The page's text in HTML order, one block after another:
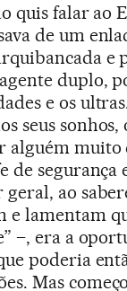
quis falar ao
de um
e
duplo,
e os
seus sonhos,
alguém
de segurança
ao
e lamentam
–, era a
poderia
Mas